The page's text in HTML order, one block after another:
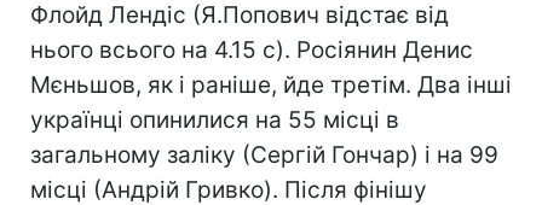
Флойд Лендіс (Я.Попович відстає від
нього всього на 4.15 с). Росіянин Денис
Мєньшов, як і раніше, йде третім. Два інші
українці опинилися на 55 місці в
загальному заліку (Сергій Гончар) і на 99
місці (Андрій Гривко). Після фінішу